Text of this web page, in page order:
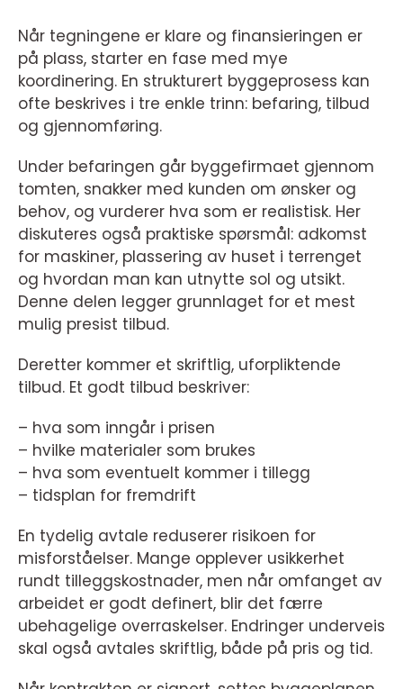
Når tegningene er klare og finansieringen er
på plass, starter en fase med mye
koordinering. En strukturert byggeprosess kan
ofte beskrives i tre enkle trinn: befaring, tilbud
og gjennomføring.
Under befaringen går byggefirmaet gjennom
tomten, snakker med kunden om ønsker og
behov, og vurderer hva som er realistisk. Her
diskuteres også praktiske spørsmål: adkomst
for maskiner, plassering av huset i terrenget
og hvordan man kan utnytte sol og utsikt.
Denne delen legger grunnlaget for et mest
mulig presist tilbud.
Deretter kommer et skriftlig, uforpliktende
tilbud. Et godt tilbud beskriver:
– hva som inngår i prisen
– hvilke materialer som brukes
– hva som eventuelt kommer i tillegg
– tidsplan for fremdrift
En tydelig avtale reduserer risikoen for
misforståelser. Mange opplever usikkerhet
rundt tilleggskostnader, men når omfanget av
arbeidet er godt definert, blir det færre
ubehagelige overraskelser. Endringer underveis
skal også avtales skriftlig, både på pris og tid.